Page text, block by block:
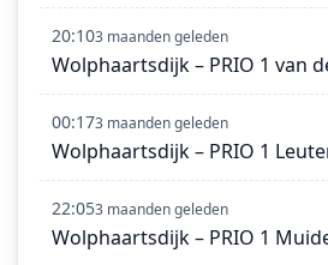
20:103 maanden geleden
Wolphaartsdijk – PRIO 1 van
00:173 maanden geleden
Wolphaartsdijk – PRIO 1
22:053 maanden geleden
Wolphaartsdijk – PRIO 1